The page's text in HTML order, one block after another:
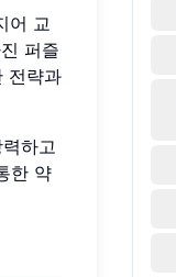
어 교
퍼즐
전략과
하고
한 약